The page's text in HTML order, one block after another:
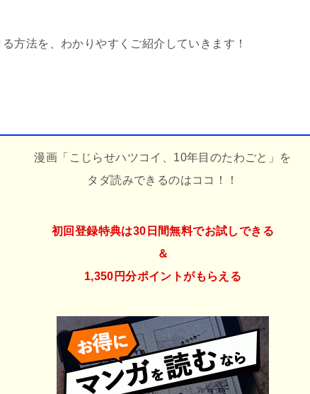
方法を、わかりやすくご紹介していきます！
漫画「こじらせハツコイ、10年目のたわごと」を
タダ読みできるのはココ！！
初回登録特典は30日間無料でお試しできる
＆
1,350円分ポイントがもらえる